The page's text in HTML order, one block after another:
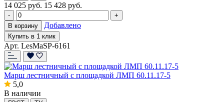
14 025 руб. 15 428 руб.
-
+
В корзину
Добавлено
Купить в 1 клик
Арт. LesMaSP-6161
Марш лестничный с площадкой ЛМП 60.11.17-5
5,0
В наличии